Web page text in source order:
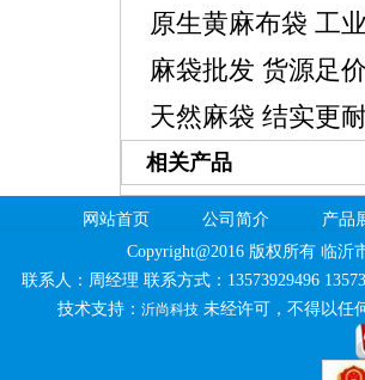
原生黄麻布袋 工
麻袋批发 货源足
天然麻袋 结实更
相关产品
网站首页 公司简介
产品
Copyright@2016 版权所有 临
联系人：周经理 联系方式：13573929496
技术支持： 沂尚科技 未经许可，不得以任